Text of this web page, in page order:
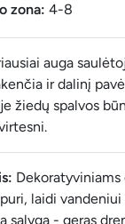
zona: 4-8
auga
ir dalinį
žiedų spalvos
Dekoratyviniams
laidi vandeniui
sąlyga - geras